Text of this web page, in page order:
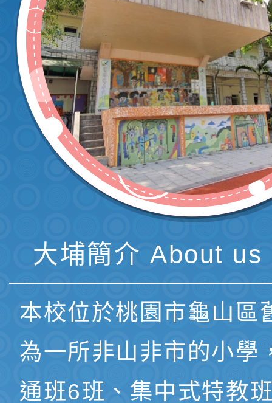
大埔簡介 About us
本校位於桃園市龜山區
為一所非山非市的小學
通班6班、集中式特教